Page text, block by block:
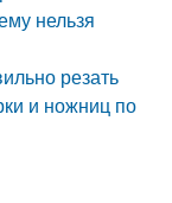
нельзя
резать
и ножниц по